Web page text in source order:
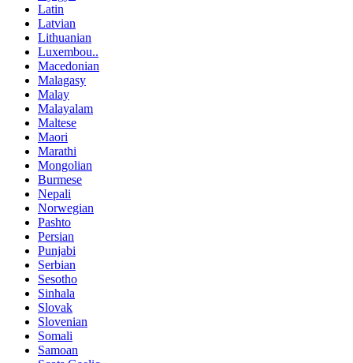
Latin
Latvian
Lithuanian
Luxembou..
Macedonian
Malagasy
Malay
Malayalam
Maltese
Maori
Marathi
Mongolian
Burmese
Nepali
Norwegian
Pashto
Persian
Punjabi
Serbian
Sesotho
Sinhala
Slovak
Slovenian
Somali
Samoan